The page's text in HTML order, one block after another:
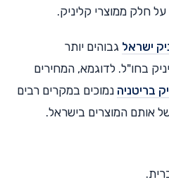
חלק ממוצרי קליניק.
ישראל גבוהים יותר
בחו"ל. לדוגמא, המחירים
בריטניה נמוכים במקרים רבים
אותם המוצרים בישראל.